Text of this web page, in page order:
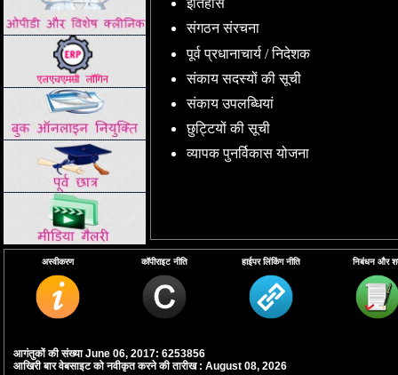
इतिहास
संगठन संरचना
पूर्व प्रधानाचार्य / निदेशक
संकाय सदस्यों की सूची
संकाय उपलब्धियां
छुट्टियों की सूची
व्यापक पुनर्विकास योजना
अस्वीकरण कॉपीराइट नीति हाईपर लिंकिंग नीति निबंधन और
आगंतुकों की संख्या June 06, 2017: 6253856
आखिरी बार वेबसाइट को नवीकृत करने की तारीख : August 08, 2026